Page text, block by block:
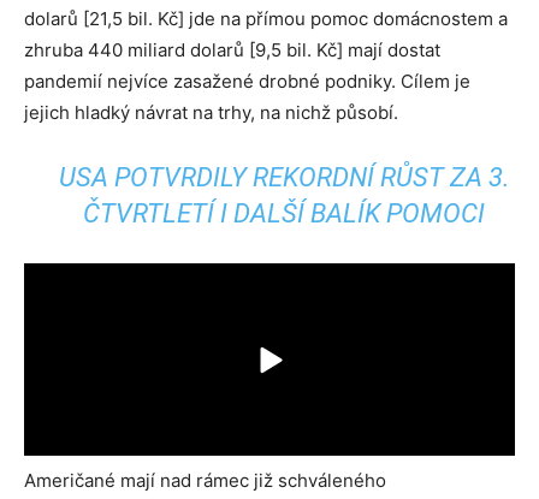
dolarů [21,5 bil. Kč] jde na přímou pomoc domácnostem a
zhruba 440 miliard dolarů [9,5 bil. Kč] mají dostat
pandemií nejvíce zasažené drobné podniky. Cílem je
jejich hladký návrat na trhy, na nichž působí.
USA POTVRDILY REKORDNÍ RŮST ZA 3.
ČTVRTLETÍ I DALŠÍ BALÍK POMOCI
Američané mají nad rámec již schváleného